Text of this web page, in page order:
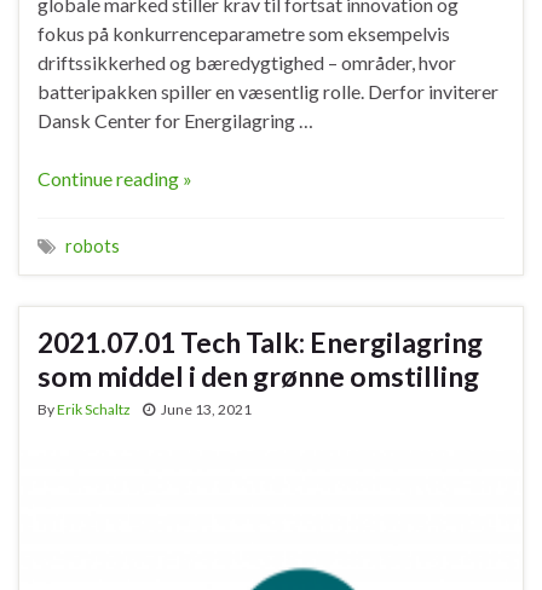
fokus på konkurrenceparametre som eksempelvis
driftssikkerhed og bæredygtighed – områder, hvor
batteripakken spiller en væsentlig rolle. Derfor inviterer
Dansk Center for Energilagring …
Continue reading »
robots
2021.07.01 Tech Talk: Energilagring
som middel i den grønne omstilling
ByErik Schaltz June 13, 2021